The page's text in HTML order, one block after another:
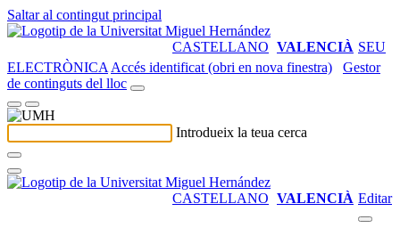
Saltar al contingut principal
CASTELLANO VALENCIÀ SEU
ELECTRÒNICA Accés identificat (obri en nova finestra)
Gestor
de continguts del lloc
Introdueix la teua cerca
CASTELLANO VALENCIÀ Editar